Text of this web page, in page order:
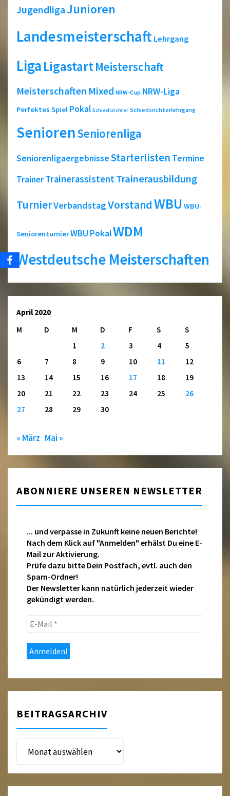
JugendligaJunioren
Landesmeisterschaft Lehrgang
LigaLigastartMeisterschaft
Meisterschaften Mixed NRW-Cup NRW-Liga
Perfektes Spiel Pokal Schiedsrichter Schiedsrichterlehrgang
SeniorenSeniorenliga
SeniorenligaergebnisseStarterlisten Termine
TrainerTrainerassistentTrainerausbildung
TurnierVerbandstagVorstandWBU WBU-
SeniorenturnierWBU PokalWDM
Westdeutsche Meisterschaften
April 2020
M
D M D F S
S
1
2 3 4
5
6
7 8 9 10 11
12
13
14 15 16 17 18
19
20
21 22 23 24 25
26
27
28 29 30
« März Mai »
ABONNIERE UNSEREN NEWSLETTER
... und verpasse in Zukunft keine neuen Berichte!
Nach dem Klick auf "Anmelden" erhälst Du eine E-
Mail zur Aktivierung.
Prüfe dazu bitte Dein Postfach, evtl. auch den
Spam-Ordner!
Der Newsletter kann natürlich jederzeit wieder
gekündigt werden.
E-
*
BEITRAGSARCHIV
Beitragsarchiv